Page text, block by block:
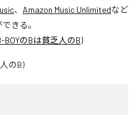
、 Amazon Music Unlimitedなど
きる。
BOYのBは貧乏人のB)